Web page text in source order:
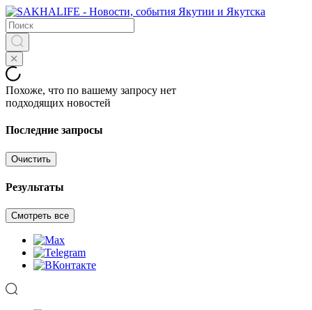
Похоже, что по вашему запросу нет
подходящих новостей
Последние запросы
Очистить
Результаты
Смотреть все